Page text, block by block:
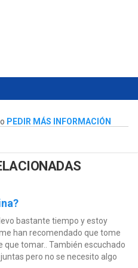
o PEDIR MÁS INFORMACIÓN
bastante tiempo y estoy
han recomendado que tome
que tomar.. También escuchado
pero no se necesito algo